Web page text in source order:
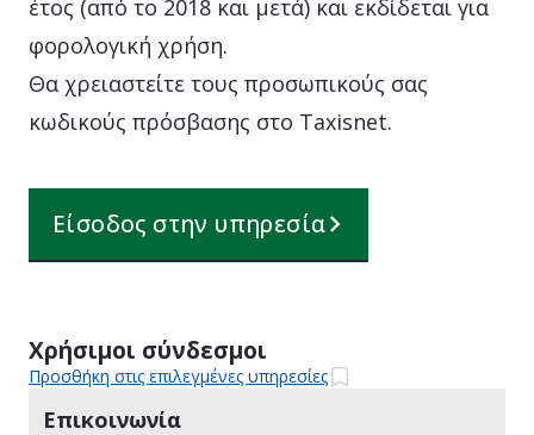
έτος (από το 2018 και μετά) και εκδίδεται για
φορολογική χρήση.
Θα χρειαστείτε τους προσωπικούς σας
κωδικούς πρόσβασης στο Taxisnet.
Είσοδος στην υπηρεσία
Χρήσιμοι σύνδεσμοι
Προσθήκη στις επιλεγμένες υπηρεσίες
Επικοινωνία